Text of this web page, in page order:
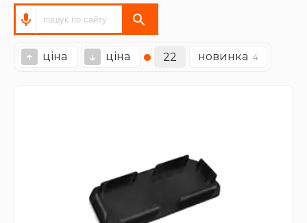
↑ ціна ↓ ціна 22 новинка 4